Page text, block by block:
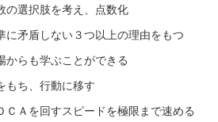
選択肢を考え、点数化
に矛盾しない３つ以上の理由をもつ
らも学ぶことができる
もち、行動に移す
ＣＡを回すスピードを極限まで速める